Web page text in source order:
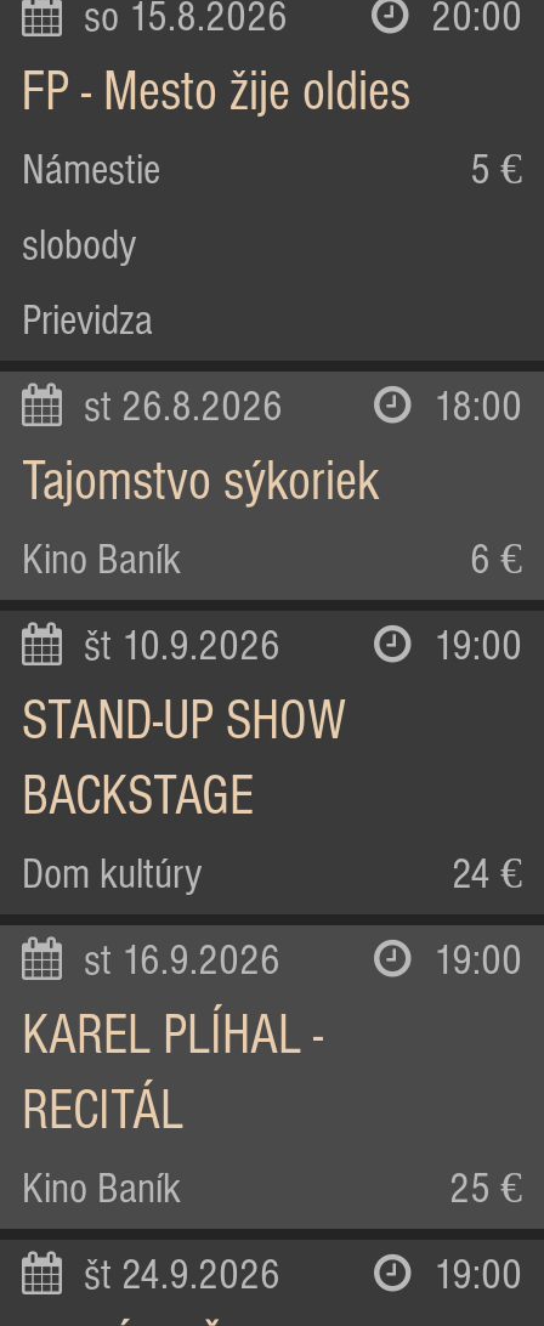
so 15.8.2026 20:00
FP - Mesto žije oldies
Námestie
slobody
Prievidza
5 €
st 26.8.2026 18:00
Tajomstvo sýkoriek
Kino Baník 6 €
št 10.9.2026 19:00
STAND-UP SHOW
BACKSTAGE
Dom kultúry 24 €
st 16.9.2026 19:00
KAREL PLÍHAL -
RECITÁL
Kino Baník 25 €
št 24.9.2026 19:00